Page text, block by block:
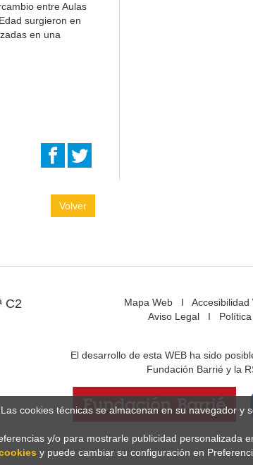
entre Aulas
surgieron en
en una
Volver
C2
Mapa WebI Accesibilidad
Aviso Legal I
El desarrollo de esta WEB ha sido
Fundación Barrié y la
cookies técnicas se almacenan en su navegador y
y/o para mostrarle publicidad personalizada
y puede cambiar su configuración en